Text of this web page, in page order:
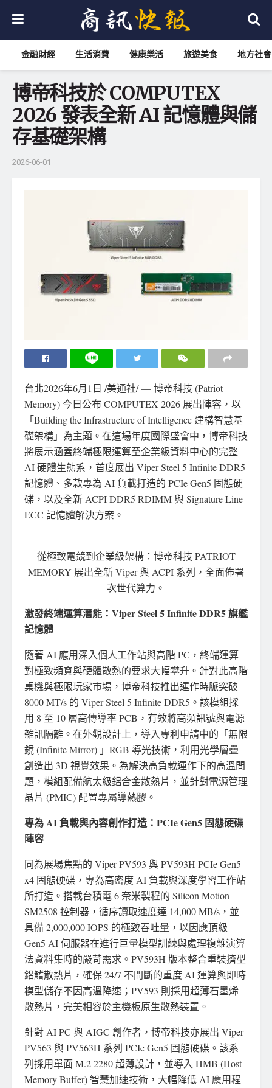
金融財經 生活消費 健康樂活 旅遊美食 地方社會
博帝科技於 COMPUTEX
2026 發表全新 AI 記憶體與儲
存基礎架構
2026-06-01
台北2026年6月1日 /美通社/ — 博帝科技 (Patriot
Memory) 今日公布 COMPUTEX 2026 展出陣容，以
「Building the Infrastructure of Intelligence 建構智慧基
礎架構」為主題。在這場年度國際盛會中，博帝科技
將展示涵蓋終端極限運算至企業級資料中心的完整
AI 硬體生態系，首度展出 Viper Steel 5 Infinite DDR5
記憶體、多款專為 AI 負載打造的 PCIe Gen5 固態硬
碟，以及全新 ACPI DDR5 RDIMM 與 Signature Line
ECC 記憶體解決方案。
從極致電競到企業級架構：博帝科技 PATRIOT
MEMORY 展出全新 Viper 與 ACPI 系列，全面佈署
次世代算力。
激發終端運算潛能：Viper Steel 5 Infinite DDR5 旗艦
記憶體
隨著 AI 應用深入個人工作站與高階 PC，終端運算
對極致頻寬與硬體散熱的要求大幅攀升。針對此高階
桌機與極限玩家市場，博帝科技推出運作時脈突破
8000 MT/s 的 Viper Steel 5 Infinite DDR5。該模組採
用 8 至 10 層高傳導率 PCB，有效將高頻訊號與電源
雜訊隔離。在外觀設計上，導入專利申請中的「無限
鏡 (Infinite Mirror) 」RGB 導光技術，利用光學層疊
創造出 3D 視覺效果。為解決高負載運作下的高溫問
題，模組配備航太級鋁合金散熱片，並針對電源管理
晶片 (PMIC) 配置專屬導熱膠。
專為 AI 負載與內容創作打造：PCIe Gen5 固態硬碟
陣容
同為展場焦點的 Viper PV593 與 PV593H PCIe Gen5
x4 固態硬碟，專為高密度 AI 負載與深度學習工作站
所打造。搭載台積電 6 奈米製程的 Silicon Motion
SM2508 控制器，循序讀取速度達 14,000 MB/s，並
具備 2,000,000 IOPS 的極致吞吐量，以因應頂級
Gen5 AI 伺服器在進行巨量模型訓練與處理複雜演算
法資料集時的嚴苛需求。PV593H 版本整合重裝擠型
鋁鰭散熱片，確保 24/7 不間斷的重度 AI 運算與即時
模型儲存不因高溫降速；PV593 則採用超薄石墨烯
散熱片，完美相容於主機板原生散熱裝置。
針對 AI PC 與 AIGC 創作者，博帝科技亦展出 Viper
PV563 與 PV563H 系列 PCIe Gen5 固態硬碟。該系
列採用單面 M.2 2280 超薄設計，並導入 HMB (Host
Memory Buffer) 智慧加速技術，大幅降低 AI 應用程